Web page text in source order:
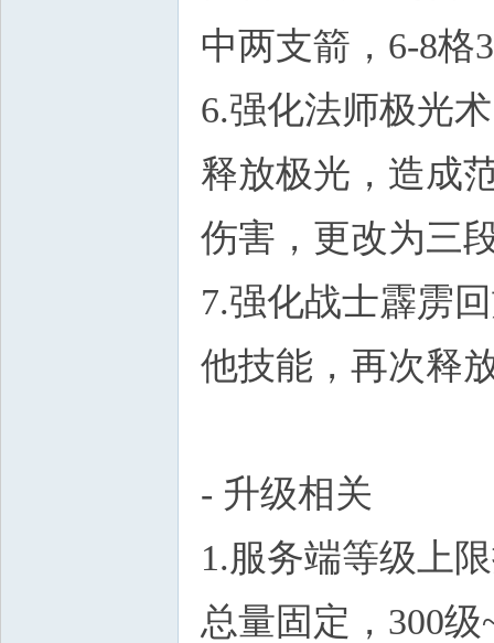
中两支箭，6-8格
6.强化法师极光
释放极光，造成
伤害，更改为三
7.强化战士霹雳
他技能，再次释
- 升级相关
1.服务端等级上
总量固定，300